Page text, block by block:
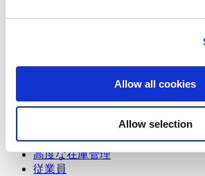
We use cookies to personalize
may combine it with other information
provided to them or that they’ve
of their services. You consent to the
pressing the "OK" button.
Allow all cookies
Allow selection
トピック
Hide — トピック
はじめての方
商品管理
高度な在庫管理
従業員